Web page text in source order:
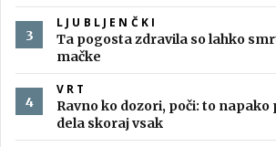
LJUBLJENČKI
Ta pogosta zdravila so lahko
mačke
VRT
Ravno ko dozori, poči: to
dela skoraj vsak